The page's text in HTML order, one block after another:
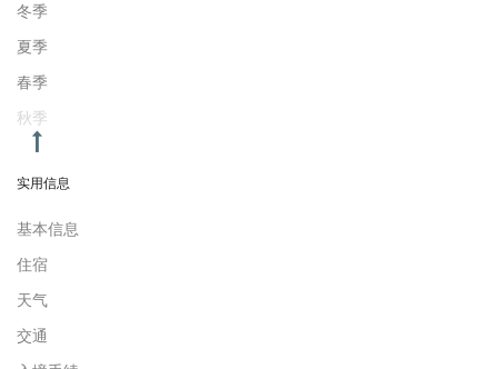
冬季
夏季
春季
秋季
实用信息
基本信息
住宿
天气
交通